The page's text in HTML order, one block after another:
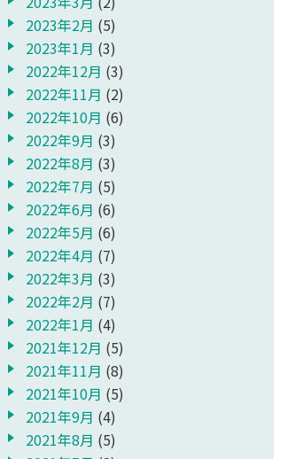
2023年2月 (5)
2023年1月 (3)
2022年12月 (3)
2022年11月 (2)
2022年10月 (6)
2022年9月 (3)
2022年8月 (3)
2022年7月 (5)
2022年6月 (6)
2022年5月 (6)
2022年4月 (7)
2022年3月 (3)
2022年2月 (7)
2022年1月 (4)
2021年12月 (5)
2021年11月 (8)
2021年10月 (5)
2021年9月 (4)
2021年8月 (5)